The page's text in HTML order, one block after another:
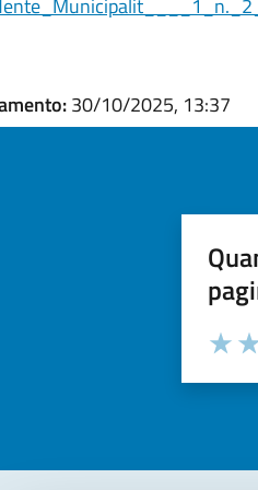
30/10/2025, 13:37
Valuta